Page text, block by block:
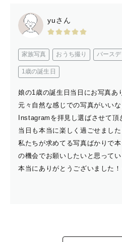
yuさん
家族写真 おうち撮り バースデ
1歳の誕生日
娘の1歳の誕生日当日にお写真あ
元々自然な感じでの写真がいい
Instagramを拝見し選ばさせて頂
当日も本当に楽しく過ごせました
私たちが求めてる写真ばかりで
の機会でお願いしたいと思ってい
本当にありがとうございました